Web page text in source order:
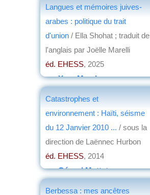
Langues et mémoires juives-
arabes : politique du trait
d'union / Ella Shohat ; traduit de
l'anglais par Joëlle Marelli
éd. EHESS, 2025
parYves Marek
Catastrophes et
environnement : Haïti, séisme
du 12 Janvier 2010 ... / sous la
direction de Laënnec Hurbon
éd. EHESS, 2014
parGérard Mottet
Berbessa : mes ancêtres